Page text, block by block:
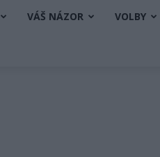
VÁŠ NÁZOR VOLBY